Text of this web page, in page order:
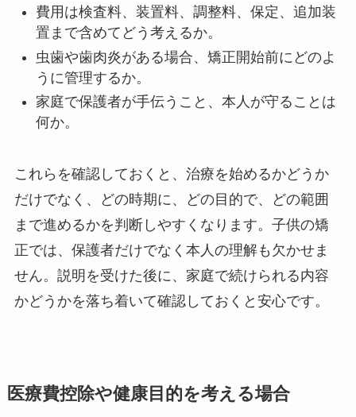
費用は検査料、装置料、調整料、保定、追加装
置まで含めてどう考えるか。
虫歯や歯肉炎がある場合、矯正開始前にどのよ
うに管理するか。
家庭で保護者が手伝うこと、本人が守ることは
何か。
これらを確認しておくと、治療を始めるかどうか
だけでなく、どの時期に、どの目的で、どの範囲
まで進めるかを判断しやすくなります。子供の矯
正では、保護者だけでなく本人の理解も欠かせま
せん。説明を受けた後に、家庭で続けられる内容
かどうかを落ち着いて確認しておくと安心です。
医療費控除や健康目的を考える場合